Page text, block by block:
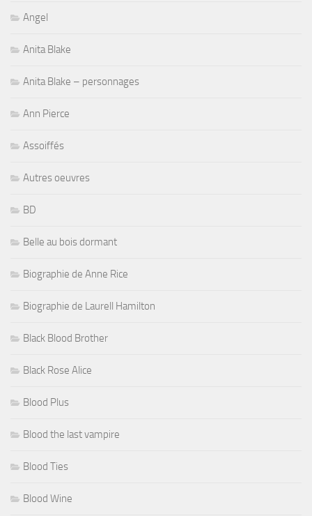
Angel
Anita Blake
Anita Blake – personnages
Ann Pierce
Assoiffés
Autres oeuvres
BD
Belle au bois dormant
Biographie de Anne Rice
Biographie de Laurell Hamilton
Black Blood Brother
Black Rose Alice
Blood Plus
Blood the last vampire
Blood Ties
Blood Wine